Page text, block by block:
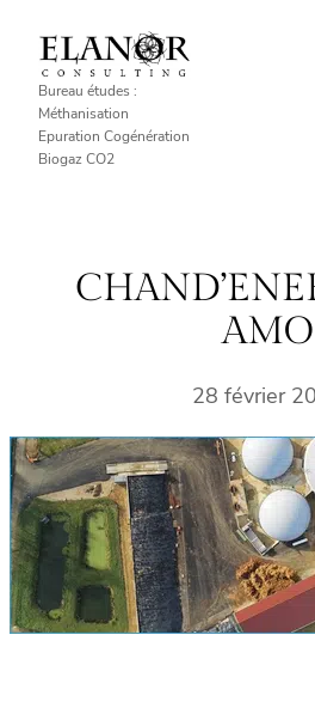
contenu
Bureau études :
Méthanisation
Epuration Cogénération
Biogaz CO2
AMO
28 février